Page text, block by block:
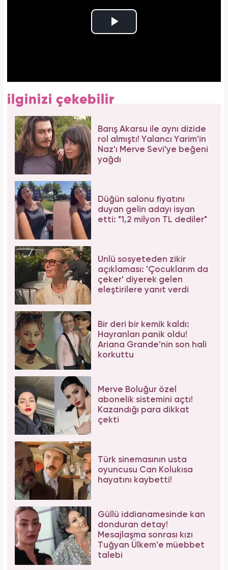
ilginizi çekebilir
Barış Akarsu ile aynı dizide
rol almıştı! Yalancı Yarim'in
Naz'ı Merve Sevi'ye beğeni
yağdı
Düğün salonu fiyatını
duyan gelin adayı isyan
etti: "1,2 milyon TL dediler"
Ünlü sosyeteden zikir
açıklaması: 'Çocuklarım da
çeker' diyerek gelen
eleştirilere yanıt verdi
Bir deri bir kemik kaldı:
Hayranları panik oldu!
Ariana Grande'nin son hali
korkuttu
Merve Boluğur özel
abonelik sistemini açtı!
Kazandığı para dikkat
çekti
Türk sinemasının usta
oyuncusu Can Kolukısa
hayatını kaybetti!
Güllü iddianamesinde kan
donduran detay!
Mesajlaşma sonrası kızı
Tuğyan Ülkem'e müebbet
talebi